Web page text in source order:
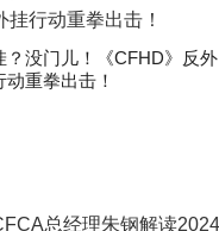
？没门儿！《CFHD》反外
动重拳出击！